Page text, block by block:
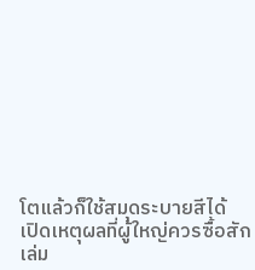
โตแล้วก็ใช้สมุดระบายสีได้
เปิดเหตุผลที่ผู้ใหญ่ควรซื้อสัก